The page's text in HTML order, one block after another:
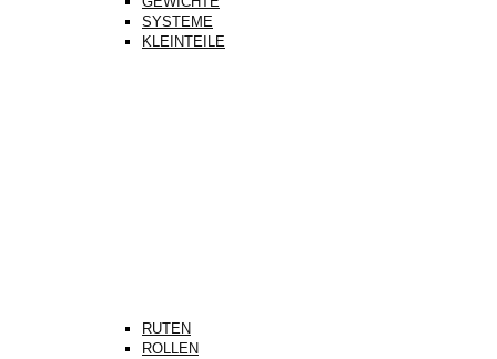
SYSTEME
KLEINTEILE
RUTEN
ROLLEN